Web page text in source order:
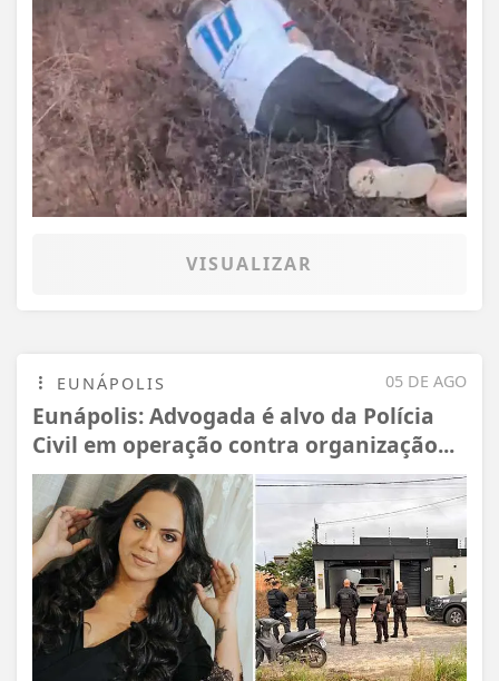
VISUALIZAR
05 DE AGO
EUNÁPOLIS
Eunápolis: Advogada é alvo da Polícia
Civil em operação contra organização...
Termos de Uso e Privacidade
Esse site utiliza cookies para melhorar sua
experiência de navegação. Ao continuar o acesso,
entendemos que você concorda com nossos Termos
de Uso e Privacidade.